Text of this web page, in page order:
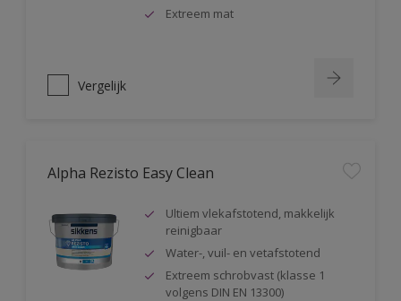
Extreem mat
Vergelijk
Alpha Rezisto Easy Clean
Ultiem vlekafstotend, makkelijk
reinigbaar
Water-, vuil- en vetafstotend
Extreem schrobvast (klasse 1
volgens DIN EN 13300)